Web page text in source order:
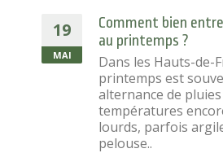
19
MAI
Comment bien
au printemps ?
Dans les Hauts-de-
printemps est
alternance de
températures
lourds, parfois
pelouse..